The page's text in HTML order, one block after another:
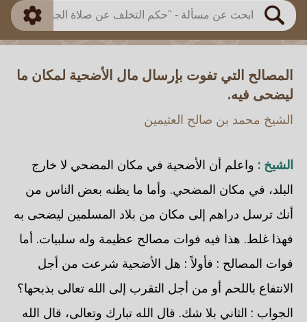
بحث
المصالح التي تفوت بإرسال مال الأضحية لمكان ما
ليضحى فيه.
الشيخ محمد بن صالح العثيمين
الشيخ : واعلم أن الأضحية في مكان المضحي لا خارج
البلد، في مكان المضحي. وأما ما يظنه بعض الناس من
أنك ترسل دراهم إلى مكان من بلاد المسلمين ليضحى به
فهذا غلط. هذا فيه فوات مصالح عظيمة وله سلبيات. أما
فوات المصالح : فأولاً : هل الأضحية شرعت من أجل
الانتفاع باللحم أو من أجل التقرب إلى الله تعالى بذبحها؟
الجواب : الثاني بلا شك. قال الله تبارك وتعالى، قال الله